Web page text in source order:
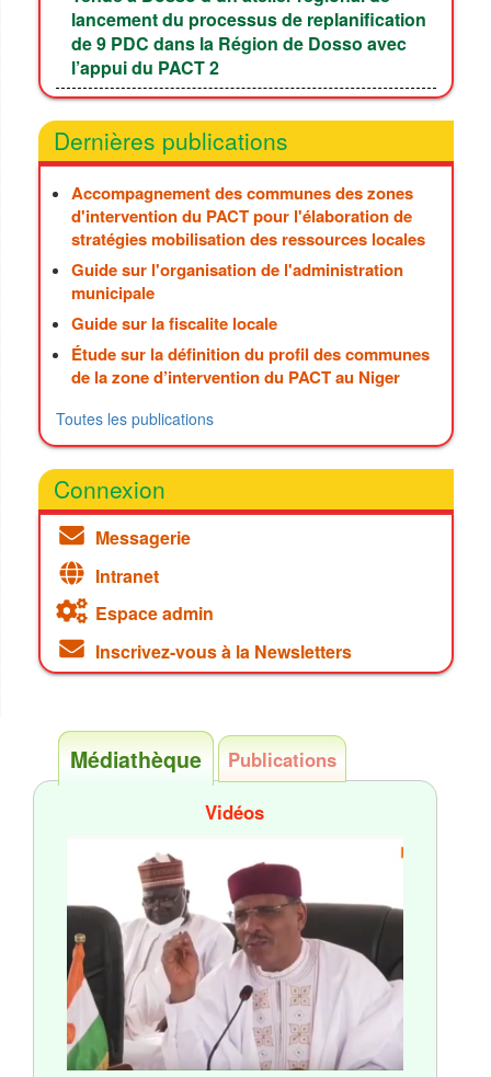
lancement du processus de replanification
de 9 PDC dans la Région de Dosso avec
l’appui du PACT 2
Dernières publications
Accompagnement des communes des zones
d'intervention du PACT pour l'élaboration de
stratégies mobilisation des ressources locales
Guide sur l'organisation de l'administration
municipale
Guide sur la fiscalite locale
Étude sur la définition du profil des communes
de la zone d’intervention du PACT au Niger
Toutes les publications
Connexion
Messagerie
Intranet
Espace admin
Inscrivez-vous à la Newsletters
Médiathèque
Publications
Vidéos